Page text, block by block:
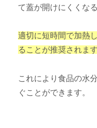
て蓋が開けにくくな
適切に短時間で加熱
ることが推奨されます
これにより食品の水
ぐことができます。